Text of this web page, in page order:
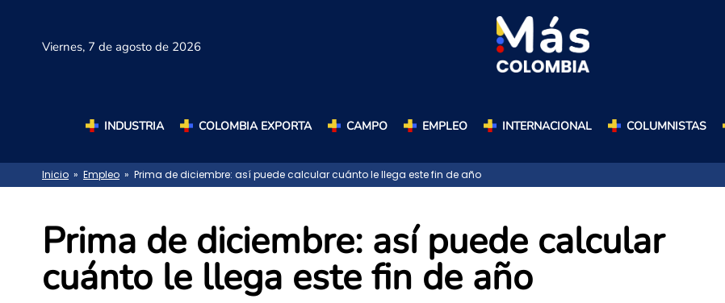
Viernes, 7 de agosto de 2026
INDUSTRIA COLOMBIA EXPORTA CAMPO EMPLEO INTERNACIONAL COLUMNISTAS
Inicio » Empleo » Prima de diciembre: así puede calcular cuánto le llega este fin de año
Prima de diciembre: así puede calcular
cuánto le llega este fin de año